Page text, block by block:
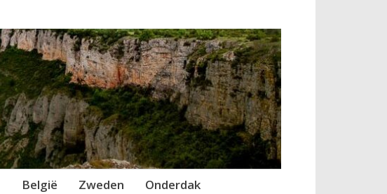
België Zweden Onderdak